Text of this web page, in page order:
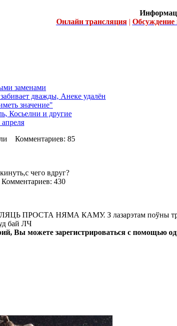
Онлайн трансляция| Обсуждение
заменами
дважды, Анеке удалён
значение"
Косьелни и другие
Комментариев: 85
чего вдруг?
430
ПРОСТА НЯМА КАМУ. З лазарэтам поўны
бай ЛЧ
Вы можете зарегистрироваться с помощью